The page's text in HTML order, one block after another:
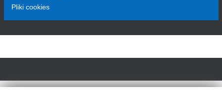
Pliki cookies